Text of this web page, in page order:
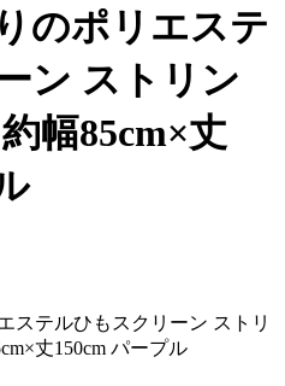
のポリエステ
ン ストリン
幅85cm×丈
ステルひもスクリーン ストリ
丈150cm パープル